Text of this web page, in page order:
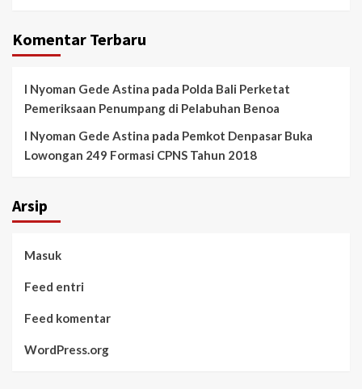
Komentar Terbaru
I Nyoman Gede Astina pada Polda Bali Perketat
Pemeriksaan Penumpang di Pelabuhan Benoa
I Nyoman Gede Astina pada Pemkot Denpasar Buka
Lowongan 249 Formasi CPNS Tahun 2018
Arsip
Masuk
Feed entri
Feed komentar
WordPress.org